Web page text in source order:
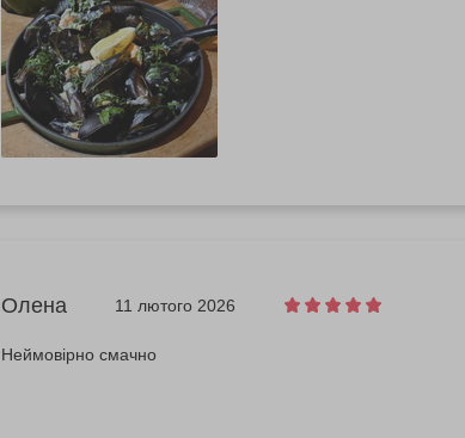
Олена 11 лютого 2026
Неймовірно смачно